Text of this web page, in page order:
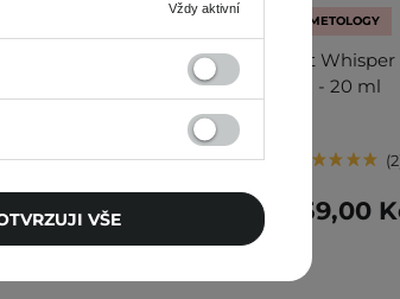
73
Kč
DOPORUČENO KOSMETOLOGY
SkinTra - Night
- 20 ml
2
259,00
Vždy aktivní
VŠE